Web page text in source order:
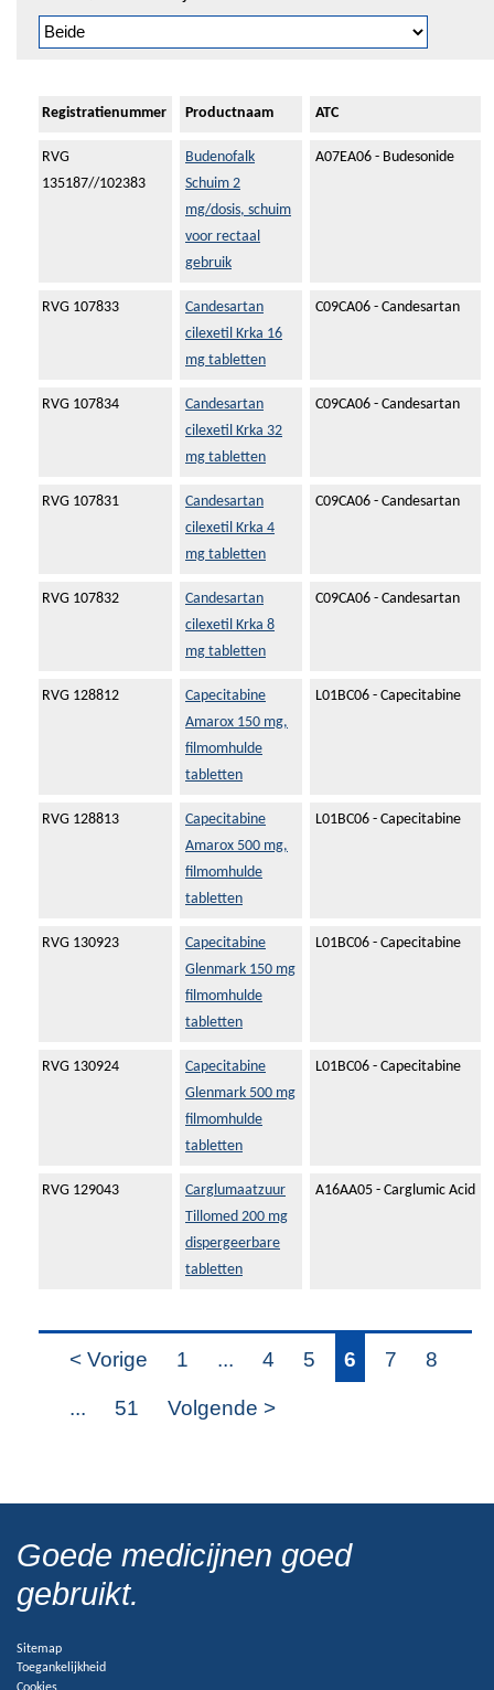
Registratienummer Productnaam ATC
RVG
135187//102383
Budenofalk
Schuim 2
mg/dosis, schuim
voor rectaal
gebruik
A07EA06 - Budesonide
RVG 107833
Candesartan
cilexetil Krka 16
mg tabletten
C09CA06 - Candesartan
RVG 107834
Candesartan
cilexetil Krka 32
mg tabletten
C09CA06 - Candesartan
RVG 107831
Candesartan
cilexetil Krka 4
mg tabletten
C09CA06 - Candesartan
RVG 107832
Candesartan
cilexetil Krka 8
mg tabletten
C09CA06 - Candesartan
RVG 128812
Capecitabine
Amarox 150 mg,
filmomhulde
tabletten
L01BC06 - Capecitabine
RVG 128813
Capecitabine
Amarox 500 mg,
filmomhulde
tabletten
L01BC06 - Capecitabine
RVG 130923
Capecitabine
Glenmark 150 mg
filmomhulde
tabletten
L01BC06 - Capecitabine
RVG 130924
Capecitabine
Glenmark 500 mg
filmomhulde
tabletten
L01BC06 - Capecitabine
RVG 129043
Carglumaatzuur
Tillomed 200 mg
dispergeerbare
tabletten
A16AA05 - Carglumic Acid
< Vorige 1 ... 4 5 6 7 8
... 51 Volgende >
Goede medicijnen goed
gebruikt.
Sitemap
Toegankelijkheid
Cookies